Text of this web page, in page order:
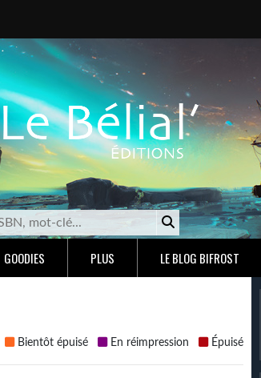
GOODIES PLUS LE BLOG BIFROST
Bientôt épuisé En réimpression Épuisé